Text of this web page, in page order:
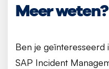
Meer weten?
Ben je geïnteresseerd
SAP Incident